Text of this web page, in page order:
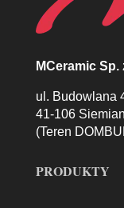
MCeramic Sp.
ul. Budowlana
41-106
(Teren
PRODUKTY